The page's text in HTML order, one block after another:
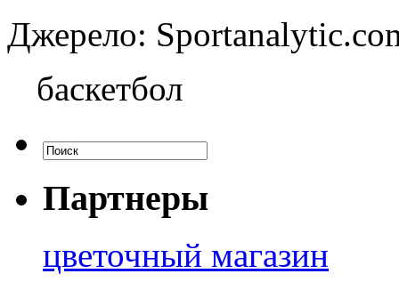
Джерело:
баскетбол
Партнеры
цветочный магазин